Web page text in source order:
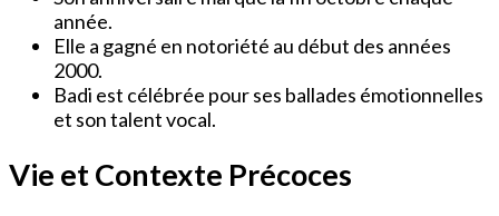
année.
Elle a gagné en notoriété au début des années
2000.
Badi est célébrée pour ses ballades émotionnelles
et son talent vocal.
Vie et Contexte Précoces